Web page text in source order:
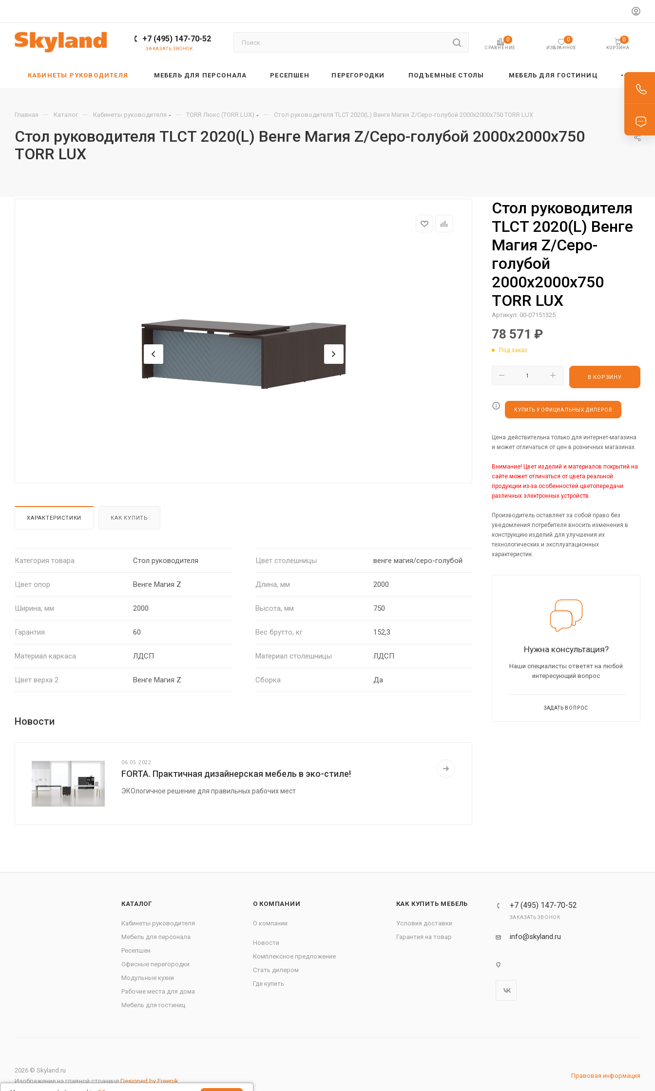
+7 (495) 147-70-52
ЗАКАЗАТЬ ЗВОНОК СРАВНЕНИЕ
0
ИЗБРАННОЕ
0
КОРЗИНА
0
КАБИНЕТЫ РУКОВОДИТЕЛЯ МЕБЕЛЬ ДЛЯ ПЕРСОНАЛА РЕСЕПШЕН ПЕРЕГОРОДКИ ПОДЪЕМНЫЕ СТОЛЫ МЕБЕЛЬ ДЛЯ ГОСТИНИЦ
Главная — Каталог — Кабинеты руководителя — TORR Люкс (TORR LUX) — Стол руководителя TLCT 2020(L) Венге Магия Z/Серо-голубой 2000х2000х750 TORR LUX
Стол руководителя TLCT 2020(L) Венге Магия Z/Серо-голубой 2000х2000х750
TORR LUX
ХАРАКТЕРИСТИКИ КАК КУПИТЬ
Категория товара Стол руководителя Цвет столешницы венге магия/серо-голубой
Цвет опор Венге Магия Z Длина, мм 2000
Ширина, мм 2000 Высота, мм 750
Гарантия 60 Вес брутто, кг 152,3
Материал каркаса ЛДСП Материал столешницы ЛДСП
Цвет верха 2 Венге Магия Z Сборка Да
Новости
06.05.2022
FORTA. Практичная дизайнерская мебель в эко-стиле!
ЭКОлогичное решение для правильных рабочих мест
Стол руководителя
TLCT 2020(L) Венге
Магия Z/Серо-
голубой
2000х2000х750
TORR LUX
Артикул: 00-07151325
78 571 ₽
Под заказ
В КОРЗИНУ
КУПИТЬ У ОФИЦИАЛЬНЫХ ДИЛЕРОВ
Цена действительна только для интернет-магазина
и может отличаться от цен в розничных магазинах.
Внимание! Цвет изделий и материалов покрытий на
сайте может отличаться от цвета реальной
продукции из-за особенностей цветопередачи
различных электронных устройств.
Производитель оставляет за собой право без
уведомления потребителя вносить изменения в
конструкцию изделий для улучшения их
технологических и эксплуатационных
характеристик.
Нужна консультация?
Наши специалисты ответят на любой
интересующий вопрос
ЗАДАТЬ ВОПРОС
КАТАЛОГ
Кабинеты руководителя
Мебель для персонала
Ресепшен
Офисные перегородки
Модульные кухни
Рабочие места для дома
Мебель для гостиниц
О КОМПАНИИ
О компании
Новости
Комплексное предложение
Стать дилером
Где купить
КАК КУПИТЬ МЕБЕЛЬ
Условия доставки
Гарантия на товар
+7 (495) 147-70-52
ЗАКАЗАТЬ ЗВОНОК
info@skyland.ru
2026 © Skyland.ru
Изображение на главной страницеDesigned by Freepik
Правовая информация